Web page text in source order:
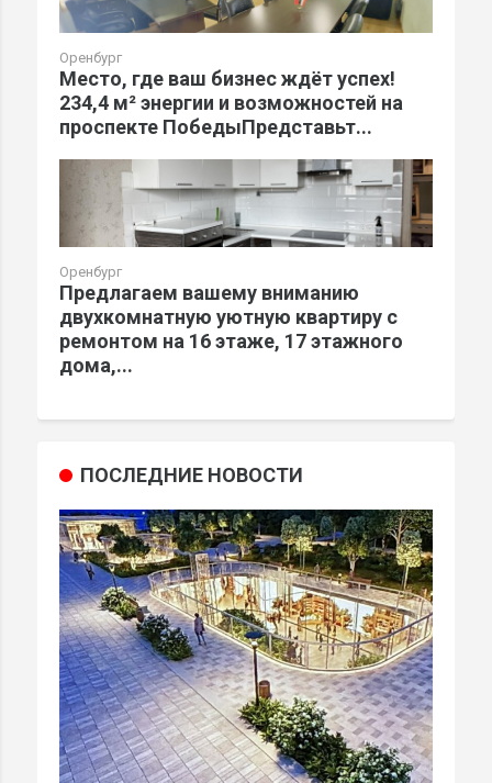
Оренбург
Место, где ваш бизнес ждёт успех!
234,4 м² энергии и возможностей на
проспекте ПобедыПредставьт...
Оренбург
Предлагаем вашему вниманию
двухкомнатную уютную квартиру с
ремонтом на 16 этаже, 17 этажного
дома,...
ПОСЛЕДНИЕ НОВОСТИ